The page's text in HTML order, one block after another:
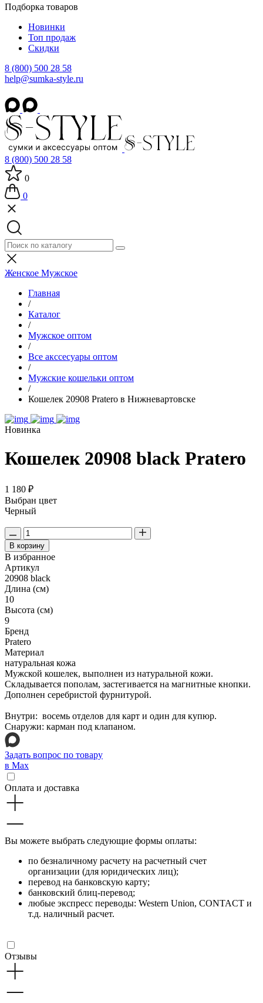
Подборка товаров
Новинки
Топ продаж
Скидки
8 (800) 500 28 58
help@sumka-style.ru
8 (800) 500 28 58
0
0
Женское Мужское
Главная
/
Каталог
/
Мужское оптом
/
Все акссесуары оптом
/
Мужские кошельки оптом
/
Кошелек 20908 Pratero в Нижневартовске
Новинка
Кошелек 20908 black Pratero
1 180 ₽
Выбран цвет
Черный
В корзину
В избранное
Артикул
20908 black
Длина (см)
10
Высота (см)
9
Бренд
Pratero
Материал
натуральная кожа
Мужской кошелек, выполнен из натуральной кожи.
Складывается пополам, застегивается на магнитные кнопки.
Дополнен серебристой фурнитурой.
Внутри: восемь отделов для карт и один для купюр.
Снаружи: карман под клапаном.
Задать вопрос по товару
в Max
Оплата и доставка
Вы можете выбрать следующие формы оплаты:
по безналичному расчету на расчетный счет
организации (для юридических лиц);
перевод на банковскую карту;
банковский блиц-перевод;
любые экспресс переводы: Western Union, CONTACT и
т.д. наличный расчет.
Отзывы